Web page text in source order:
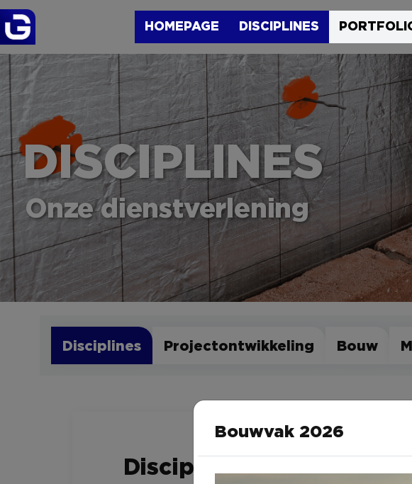
HOMEPAGE DISCIPLINES
DISCIPLINES
Onze dienstverlening
Disciplines Projectontwikkeling Bouw
Disciplines
Bouwvak 2026